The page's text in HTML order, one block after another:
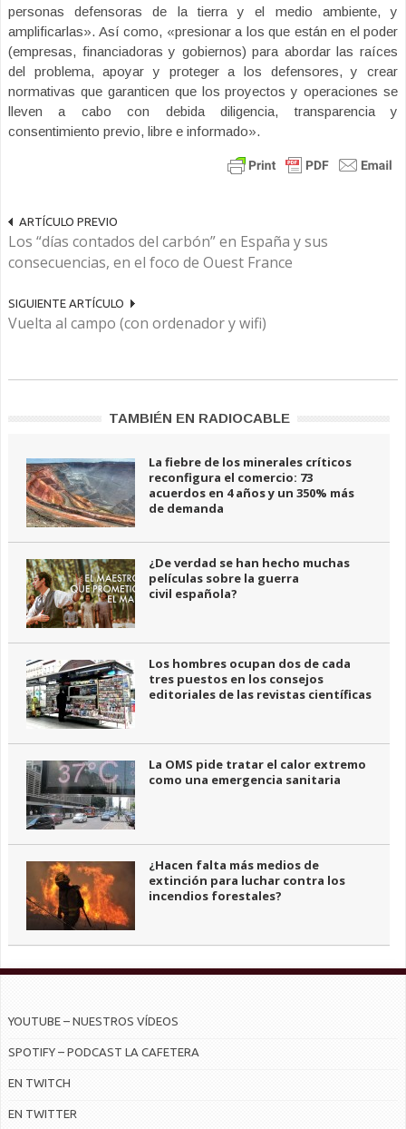
personas defensoras de la tierra y el medio ambiente, y
amplificarlas». Así como, «presionar a los que están en el poder
(empresas, financiadoras y gobiernos) para abordar las raíces
del problema, apoyar y proteger a los defensores, y crear
normativas que garanticen que los proyectos y operaciones se
lleven a cabo con debida diligencia, transparencia y
consentimiento previo, libre e informado».
ARTÍCULO PREVIO
Los “días contados del carbón” en España y sus
consecuencias, en el foco de Ouest France
SIGUIENTE ARTÍCULO
Vuelta al campo (con ordenador y wifi)
TAMBIÉN EN RADIOCABLE
La fiebre de los minerales críticos
reconfigura el comercio: 73
acuerdos en 4 años y un 350% más
de demanda
¿De verdad se han hecho muchas
películas sobre la guerra
civil española?
Los hombres ocupan dos de cada
tres puestos en los consejos
editoriales de las revistas científicas
La OMS pide tratar el calor extremo
como una emergencia sanitaria
¿Hacen falta más medios de
extinción para luchar contra los
incendios forestales?
YOUTUBE – NUESTROS VÍDEOS
SPOTIFY – PODCAST LA CAFETERA
EN TWITCH
EN TWITTER